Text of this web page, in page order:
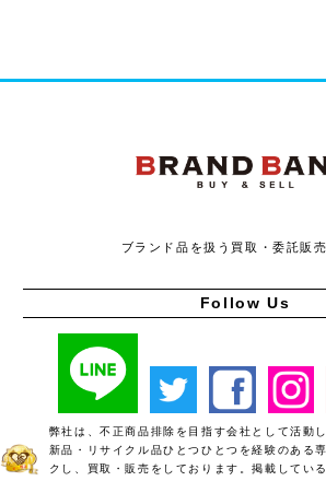
ブランド品を扱う買取・委託販
Follow Us
弊社は、不正商品排除を目指す会社として活動
新品・リサイクル品ひとつひとつを経験のある
クし、買取・販売をしております。掲載してい